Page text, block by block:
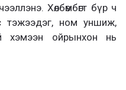
Хөлбөмбөгт бүр ч
тэжээдэг, ном уншиж,
хэмээн ойрынхон нь